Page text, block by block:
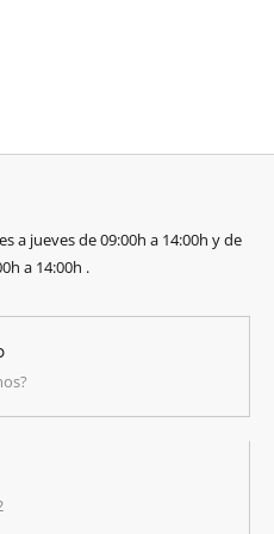
a jueves de 09:00h a 14:00h y de
a 14:00h .